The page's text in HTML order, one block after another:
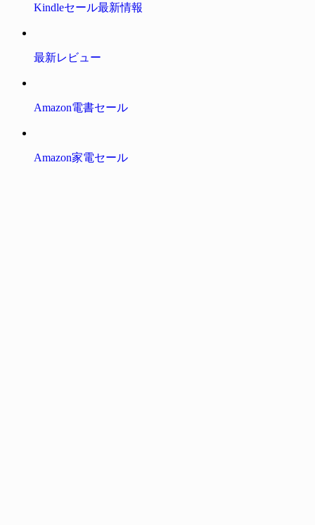
Kindleセール最新情報
最新レビュー
Amazon電書セール
Amazon家電セール